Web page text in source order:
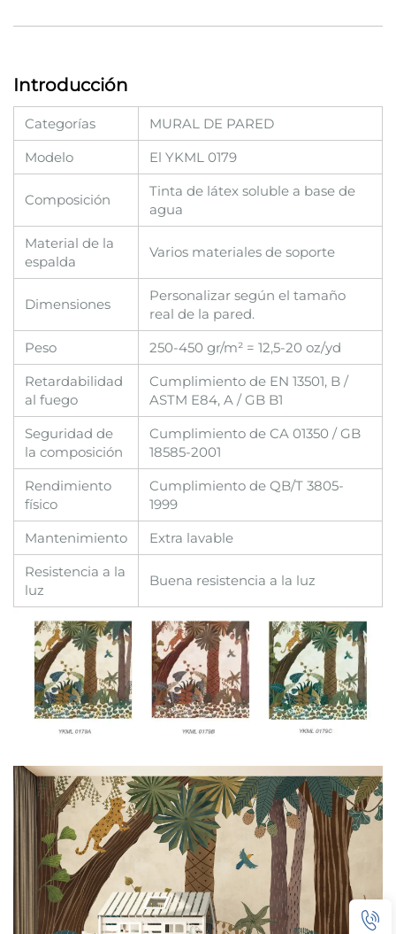
Introducción
Categorías
MURAL DE PARED
Modelo
El YKML 0179
Composición
Tinta de látex soluble a base de
agua
Material de la
espalda
Varios materiales de soporte
Dimensiones
Personalizar según el tamaño
real de la pared.
Peso
250-450 gr/m² = 12,5-20 oz/yd
Retardabilidad
al fuego
Cumplimiento de EN 13501, B /
ASTM E84, A / GB B1
Seguridad de
la composición
Cumplimiento de CA 01350 / GB
18585-2001
Rendimiento
físico
Cumplimiento de QB/T 3805-
1999
Mantenimiento
Extra lavable
Resistencia a la
luz
Buena resistencia a la luz